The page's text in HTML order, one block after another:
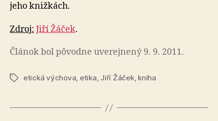
jeho knižkách.
Zdroj: Jiří Žáček.
Článok bol pôvodne uverejnený 9. 9. 2011.
Značkyetická výchova, etika, Jiří Žáček, kniha